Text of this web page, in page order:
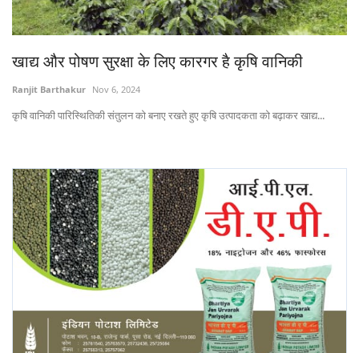
States
Events
Agribusiness
Cooperatives
International
Rural Dialogue
Rural Connect
खाद्य और पोषण सुरक्षा के लिए कारगर है कृषि वानिकी
Ranjit Barthakur Nov 6, 2024
कृषि वानिकी पारिस्थितिकी संतुलन को बनाए रखते हुए कृषि उत्पादकता को बढ़ाकर खाद्य...